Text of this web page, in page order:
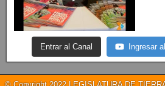
Entrar al Canal Ingresar